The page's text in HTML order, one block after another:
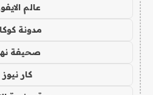
عالم
مدونة
صحيفة
كار نيوز